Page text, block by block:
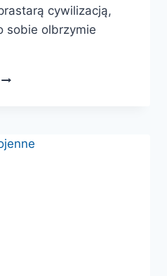
cywilizacją,
sobie olbrzymie
MANETHON
EGIPTU